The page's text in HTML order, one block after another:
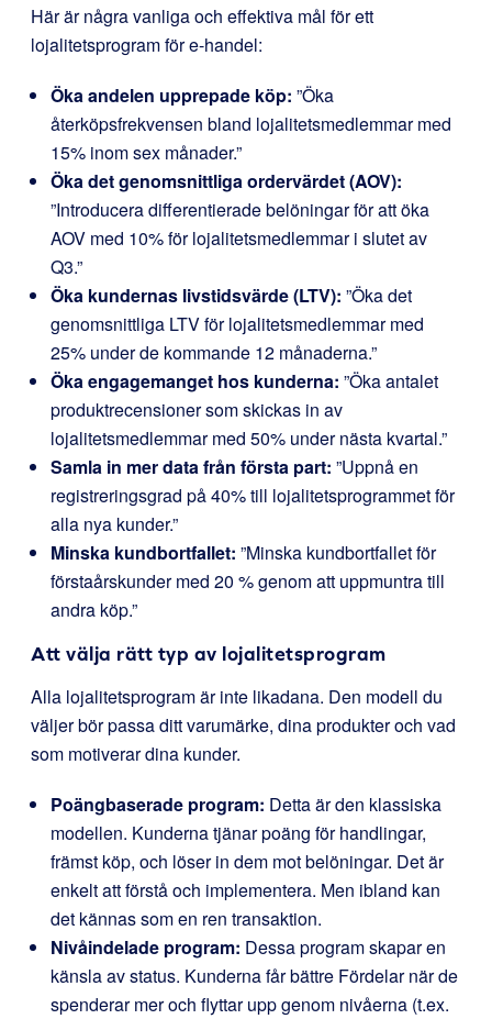
Här är några vanliga och effektiva mål för ett
lojalitetsprogram för e-handel:
Öka andelen upprepade köp: ”Öka
återköpsfrekvensen bland lojalitetsmedlemmar med
15% inom sex månader.”
Öka det genomsnittliga ordervärdet (AOV):
”Introducera differentierade belöningar för att öka
AOV med 10% för lojalitetsmedlemmar i slutet av
Q3.”
Öka kundernas livstidsvärde (LTV): ”Öka det
genomsnittliga LTV för lojalitetsmedlemmar med
25% under de kommande 12 månaderna.”
Öka engagemanget hos kunderna: ”Öka antalet
produktrecensioner som skickas in av
lojalitetsmedlemmar med 50% under nästa kvartal.”
Samla in mer data från första part: ”Uppnå en
registreringsgrad på 40% till lojalitetsprogrammet för
alla nya kunder.”
Minska kundbortfallet: ”Minska kundbortfallet för
förstaårskunder med 20 % genom att uppmuntra till
andra köp.”
Att välja rätt typ av lojalitetsprogram
Alla lojalitetsprogram är inte likadana. Den modell du
väljer bör passa ditt varumärke, dina produkter och vad
som motiverar dina kunder.
Poängbaserade program: Detta är den klassiska
modellen. Kunderna tjänar poäng för handlingar,
främst köp, och löser in dem mot belöningar. Det är
enkelt att förstå och implementera. Men ibland kan
det kännas som en ren transaktion.
Nivåindelade program: Dessa program skapar en
känsla av status. Kunderna får bättre Fördelar när de
spenderar mer och flyttar upp genom nivåerna (t.ex.